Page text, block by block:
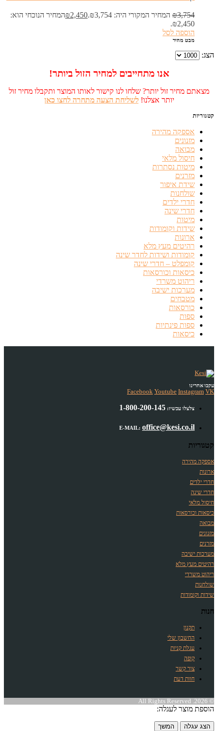
₪3,754 המחיר המקורי היה: ₪3,754. ₪2,450
המחיר הנוכחי הוא:
₪2,450.
הוספה לסל
מבט מהיר
הצג:
אנו מתחייבים למחיר הזול ביותר!
מצאתם מחיר זול יותר? שלחו לנו קישור לאותו המוצר ותקבלו מחיר זול
יותר אצלנו!לשליחת הצעה מתחרה לחצו כאן
קטגוריות
אספקה מהירה
מזנונים
מבואה
חיסול מלאי
מיטות נסתרות
מזרנים
שידת איפור
שולחנות
חדרי ילדים
חדרי שינה
מיטות
שידות וקומודות
ארונות
רהיטים מעץ מלא
קומודות ושידות לחדר שינה
קומפלט – חדרי שינה
כיסאות וכורסאות
ריהוט משרדי
מערכות ישיבה
מטבחים
כורסאות
ספות
ספות פינתיות
כיסאות
עקבו אחרינו
Facebook Youtube Instagram VK
צלצלו עכשיו: 1-800-200-145
E-MAIL: office@kesi.co.il
קטגוריות
אספקה מהירה
ארונות
חדרי ילדים
חדרי שינה
חיסול מלאי
כיסאות וכורסאות
מבואה
מזנונים
מזרנים
מערכות ישיבה
רהיטים מעץ מלא
ריהוט משרדי
שולחנות
שידות וקומודות
חנות
תקנון
החשבון שלי
עגלת קניות
קופה
צור קשר
חוות דעת
© 2026. All Rights Reserved
הוספת מוצר לעגלה:
הצג עגלה המשך